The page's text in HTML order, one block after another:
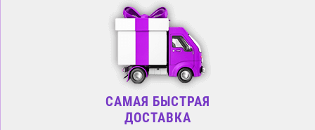
САМАЯ БЫСТРАЯ
ДОСТАВКА